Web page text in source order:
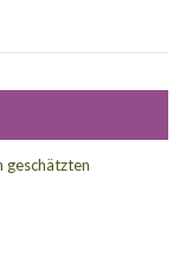
geschätzten